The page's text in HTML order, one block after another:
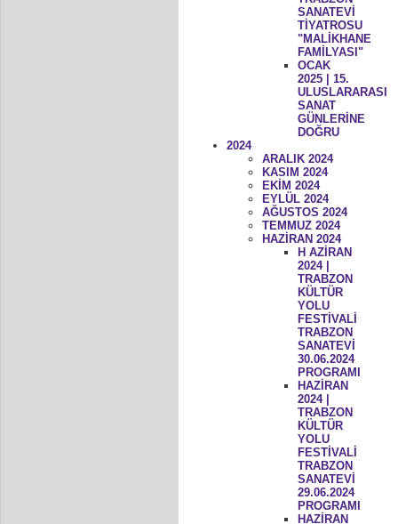
SANATEVİ
TİYATROSU
"MALİKHANE
FAMİLYASI"
OCAK
2025 | 15.
ULUSLARARASI
SANAT
GÜNLERİNE
DOĞRU
2024
ARALIK 2024
KASIM 2024
EKİM 2024
EYLÜL 2024
AĞUSTOS 2024
TEMMUZ 2024
HAZİRAN 2024
H AZİRAN
2024 |
TRABZON
KÜLTÜR
YOLU
FESTİVALİ
TRABZON
SANATEVİ
30.06.2024
PROGRAMI
HAZİRAN
2024 |
TRABZON
KÜLTÜR
YOLU
FESTİVALİ
TRABZON
SANATEVİ
29.06.2024
PROGRAMI
HAZİRAN